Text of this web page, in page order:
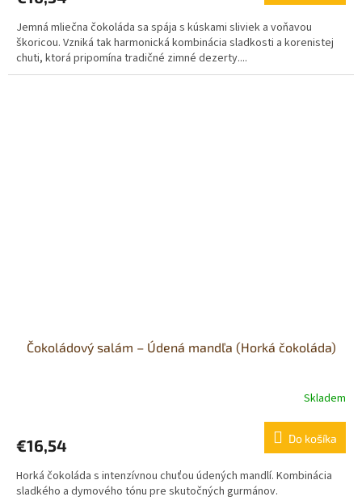
z
5
hviezdičiek.
Jemná mliečna čokoláda sa spája s kúskami sliviek a voňavou
škoricou. Vzniká tak harmonická kombinácia sladkosti a korenistej
chuti, ktorá pripomína tradičné zimné dezerty....
Čokoládový salám – Údená mandľa (Horká čokoláda)
Skladem
€16,54 Do košíka
Horká čokoláda s intenzívnou chuťou údených mandlí. Kombinácia
sladkého a dymového tónu pre skutočných gurmánov.